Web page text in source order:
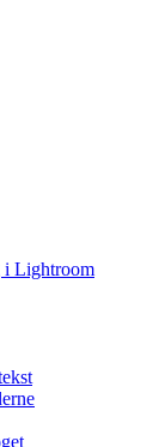
i Lightroom